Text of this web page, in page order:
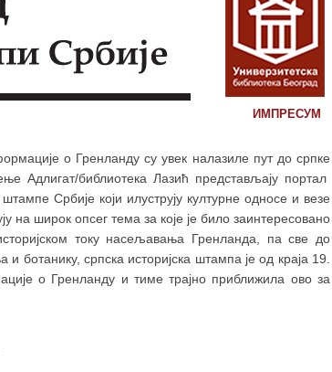
ИМПРЕСУМ
о Гренланду су увек налазиле пут до српке
Адлигат/библиотека Лазић представљају портал
Србије који илуструју културне односе и везе
на широк опсег тема за које је било заинтересовано
току насељавања Гренланда, па све до
ботанику, српска историјска штампа је од краја 19.
о Гренланду и тиме трајно приближила ово за